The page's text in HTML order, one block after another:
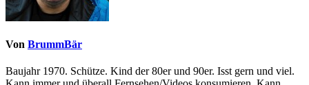
Von BrummBär
Baujahr 1970. Schütze. Kind der 80er und 90er. Isst gern und viel.